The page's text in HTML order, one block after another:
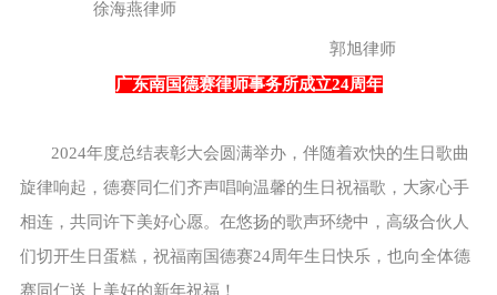
徐海燕律师
郭旭律师
广东南国德赛律师事务所成立24周年
2024年度总结表彰大会圆满举办，伴随着欢快的生日歌曲
旋律响起，德赛同仁们齐声唱响温馨的生日祝福歌，大家心手
相连，共同许下美好心愿。在悠扬的歌声环绕中，高级合伙人
们切开生日蛋糕，祝福南国德赛24周年生日快乐，也向全体德
赛同仁送上美好的新年祝福！